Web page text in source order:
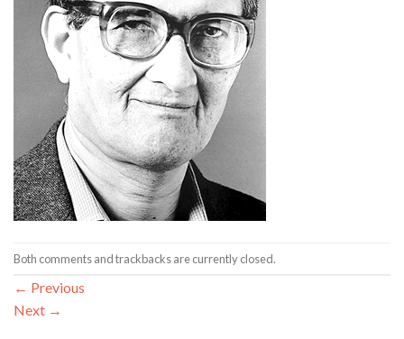
Both comments and trackbacks are currently closed.
← Previous
Next →